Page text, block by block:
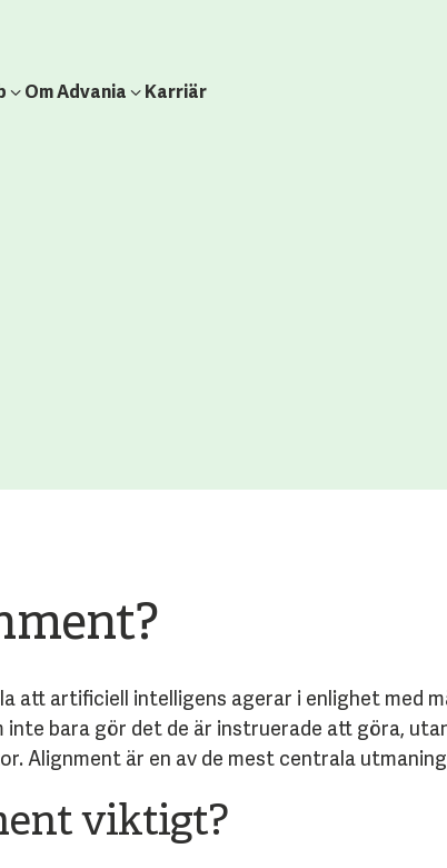
Om Advania Karriär
att artificiell intelligens agerar i enlighet med
inte bara gör det de är instruerade att göra,
Alignment är en av de mest centrala
viktigt?